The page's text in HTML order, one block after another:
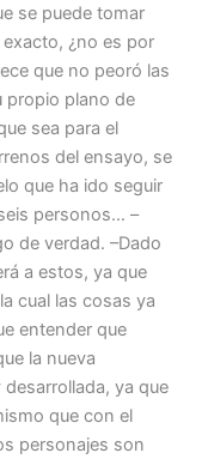
se puede tomar
¿no es por
que no peoró las
propio plano de
sea para el
del ensayo, se
que ha ido seguir
personos… –
de verdad. –Dado
a estos, ya que
cual las cosas ya
entender que
la nueva
ya que
que con el
personajes son